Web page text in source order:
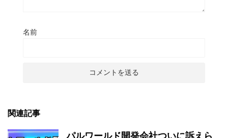
名前
関連記事
パルワールド開発会社ついに訴えら